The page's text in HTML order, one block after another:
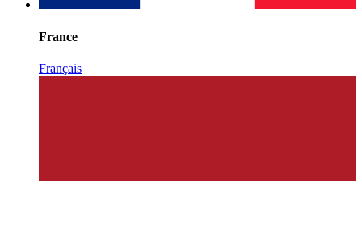
France
Français